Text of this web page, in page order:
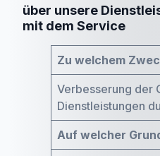
über unsere
mit dem Service
Zu welchem
Verbesserung der
Dienstleistungen
Auf welcher